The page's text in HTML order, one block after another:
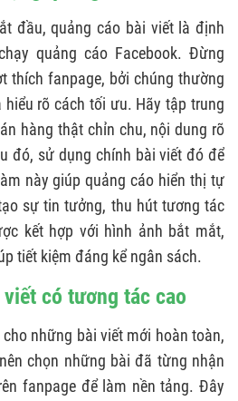
đầu, quảng cáo bài viết là định
quảng cáo Facebook. Đừng
thích fanpage, bởi chúng thường
rõ cách tối ưu. Hãy tập trung
hàng thật chỉn chu, nội dung rõ
đó, sử dụng chính bài viết đó để
này giúp quảng cáo hiển thị tự
sự tin tưởng, thu hút tương tác
kết hợp với hình ảnh bắt mắt,
tiết kiệm đáng kể ngân sách.
có tương tác cao
những bài viết mới hoàn toàn,
chọn những bài đã từng nhận
fanpage để làm nền tảng. Đây